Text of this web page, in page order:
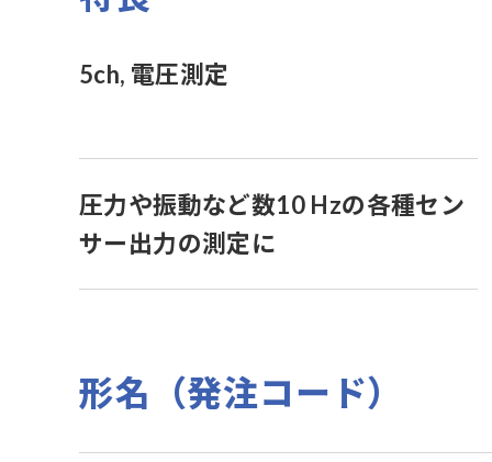
5ch, 電圧測定
圧力や振動など数10 Hzの各種セン
サー出力の測定に
形名（発注コード）